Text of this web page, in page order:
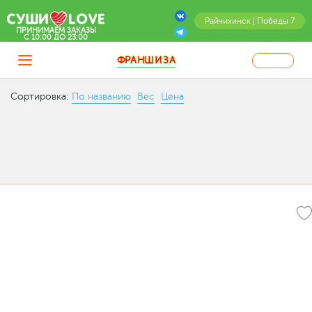
Райчихинск | Победы 7
ПРИНИМАЕМ ЗАКАЗЫ
C 10:00 ДО 23:00
ФРАНШИЗА
Сортировка: По названию Вес Цена